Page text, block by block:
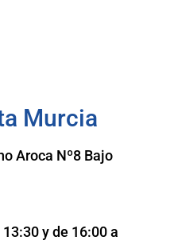
Murcia
Aroca Nº8 Bajo
y de 16:00 a